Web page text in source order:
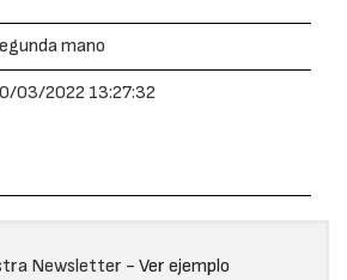
mano
03/2022 13:27:32
Newsletter - Ver ejemplo